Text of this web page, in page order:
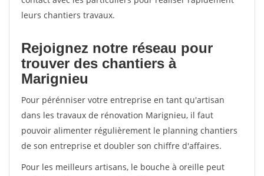
leurs chantiers travaux.
Rejoignez notre réseau pour
trouver des chantiers à
Marignieu
Pour pérénniser votre entreprise en tant qu'artisan
dans les travaux de rénovation Marignieu, il faut
pouvoir alimenter régulièrement le planning chantiers
de son entreprise et doubler son chiffre d'affaires.
Pour les meilleurs artisans, le bouche à oreille peut